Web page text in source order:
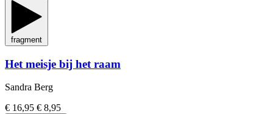
fragment
Het meisje bij het raam
Sandra Berg
€ 16,95 € 8,95